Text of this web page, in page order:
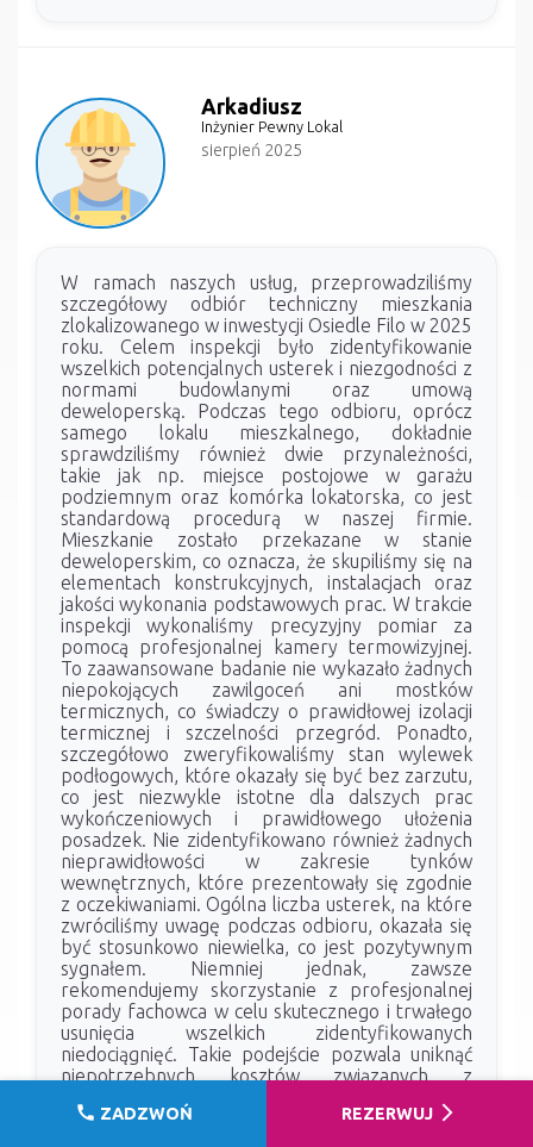
Arkadiusz
Inżynier Pewny Lokal
sierpień 2025
W ramach naszych usług, przeprowadziliśmy
szczegółowy odbiór techniczny mieszkania
zlokalizowanego w inwestycji Osiedle Filo w 2025
roku. Celem inspekcji było zidentyfikowanie
wszelkich potencjalnych usterek i niezgodności z
normami budowlanymi oraz umową
deweloperską. Podczas tego odbioru, oprócz
samego lokalu mieszkalnego, dokładnie
sprawdziliśmy również dwie przynależności,
takie jak np. miejsce postojowe w garażu
podziemnym oraz komórka lokatorska, co jest
standardową procedurą w naszej firmie.
Mieszkanie zostało przekazane w stanie
deweloperskim, co oznacza, że skupiliśmy się na
elementach konstrukcyjnych, instalacjach oraz
jakości wykonania podstawowych prac. W trakcie
inspekcji wykonaliśmy precyzyjny pomiar za
pomocą profesjonalnej kamery termowizyjnej.
To zaawansowane badanie nie wykazało żadnych
niepokojących zawilgoceń ani mostków
termicznych, co świadczy o prawidłowej izolacji
termicznej i szczelności przegród. Ponadto,
szczegółowo zweryfikowaliśmy stan wylewek
podłogowych, które okazały się być bez zarzutu,
co jest niezwykle istotne dla dalszych prac
wykończeniowych i prawidłowego ułożenia
posadzek. Nie zidentyfikowano również żadnych
nieprawidłowości w zakresie tynków
wewnętrznych, które prezentowały się zgodnie
z oczekiwaniami. Ogólna liczba usterek, na które
zwróciliśmy uwagę podczas odbioru, okazała się
być stosunkowo niewielka, co jest pozytywnym
sygnałem. Niemniej jednak, zawsze
rekomendujemy skorzystanie z profesjonalnej
porady fachowca w celu skutecznego i trwałego
usunięcia wszelkich zidentyfikowanych
niedociągnięć. Takie podejście pozwala uniknąć
niepotrzebnych kosztów związanych z
poprawkami. Jedynym elementem, który
call ZADZWOŃ REZERWUJ arrow_forward_ios